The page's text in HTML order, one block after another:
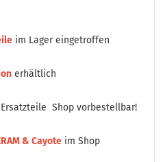
im Lager eingetroffen
erhältlich
Ersatzteile Shop vorbestellbar!
& Cayote im Shop